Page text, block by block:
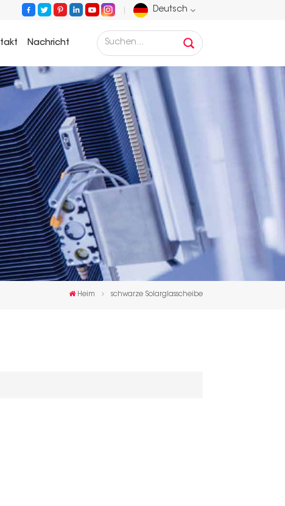
Deutsch
English
Français
Deutsch
Русский
Español
Português
日语
한국인
Nachricht
Heim schwarze Solarglasscheibe